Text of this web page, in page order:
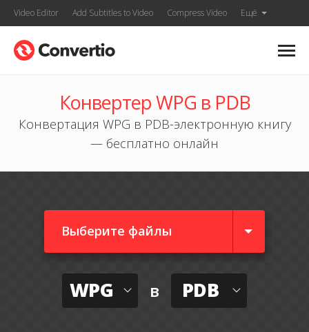
Video Editor Add Subtitles to Video Compress Video Ещё
Конвертер WPG в PDB
Конвертация WPG в PDB-электронную книгу
— бесплатно онлайн
Выберите файлы
WPG в PDB